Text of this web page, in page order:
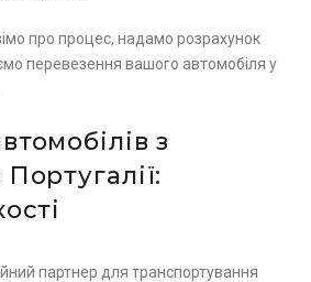
про процес, надамо розрахунок
перевезення вашого автомобіля у
з
партнер для транспортування